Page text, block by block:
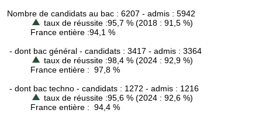
Nombre de candidats au bac : 6207 - admis : 5942
taux de réussite :95,7 % (2018 : 91,5 %)
France entière :94,1 %
- dont bac général - candidats : 3417 - admis : 3364
taux de réussite :98,4 % (2024 : 92,9 %)
France entière : 97,8 %
- dont bac techno - candidats : 1272 - admis : 1216
taux de réussite :95,6 % (2024 : 92,6 %)
France entière : 94,4 %